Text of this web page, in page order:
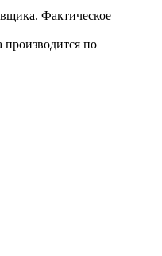
Фактическое
производится по